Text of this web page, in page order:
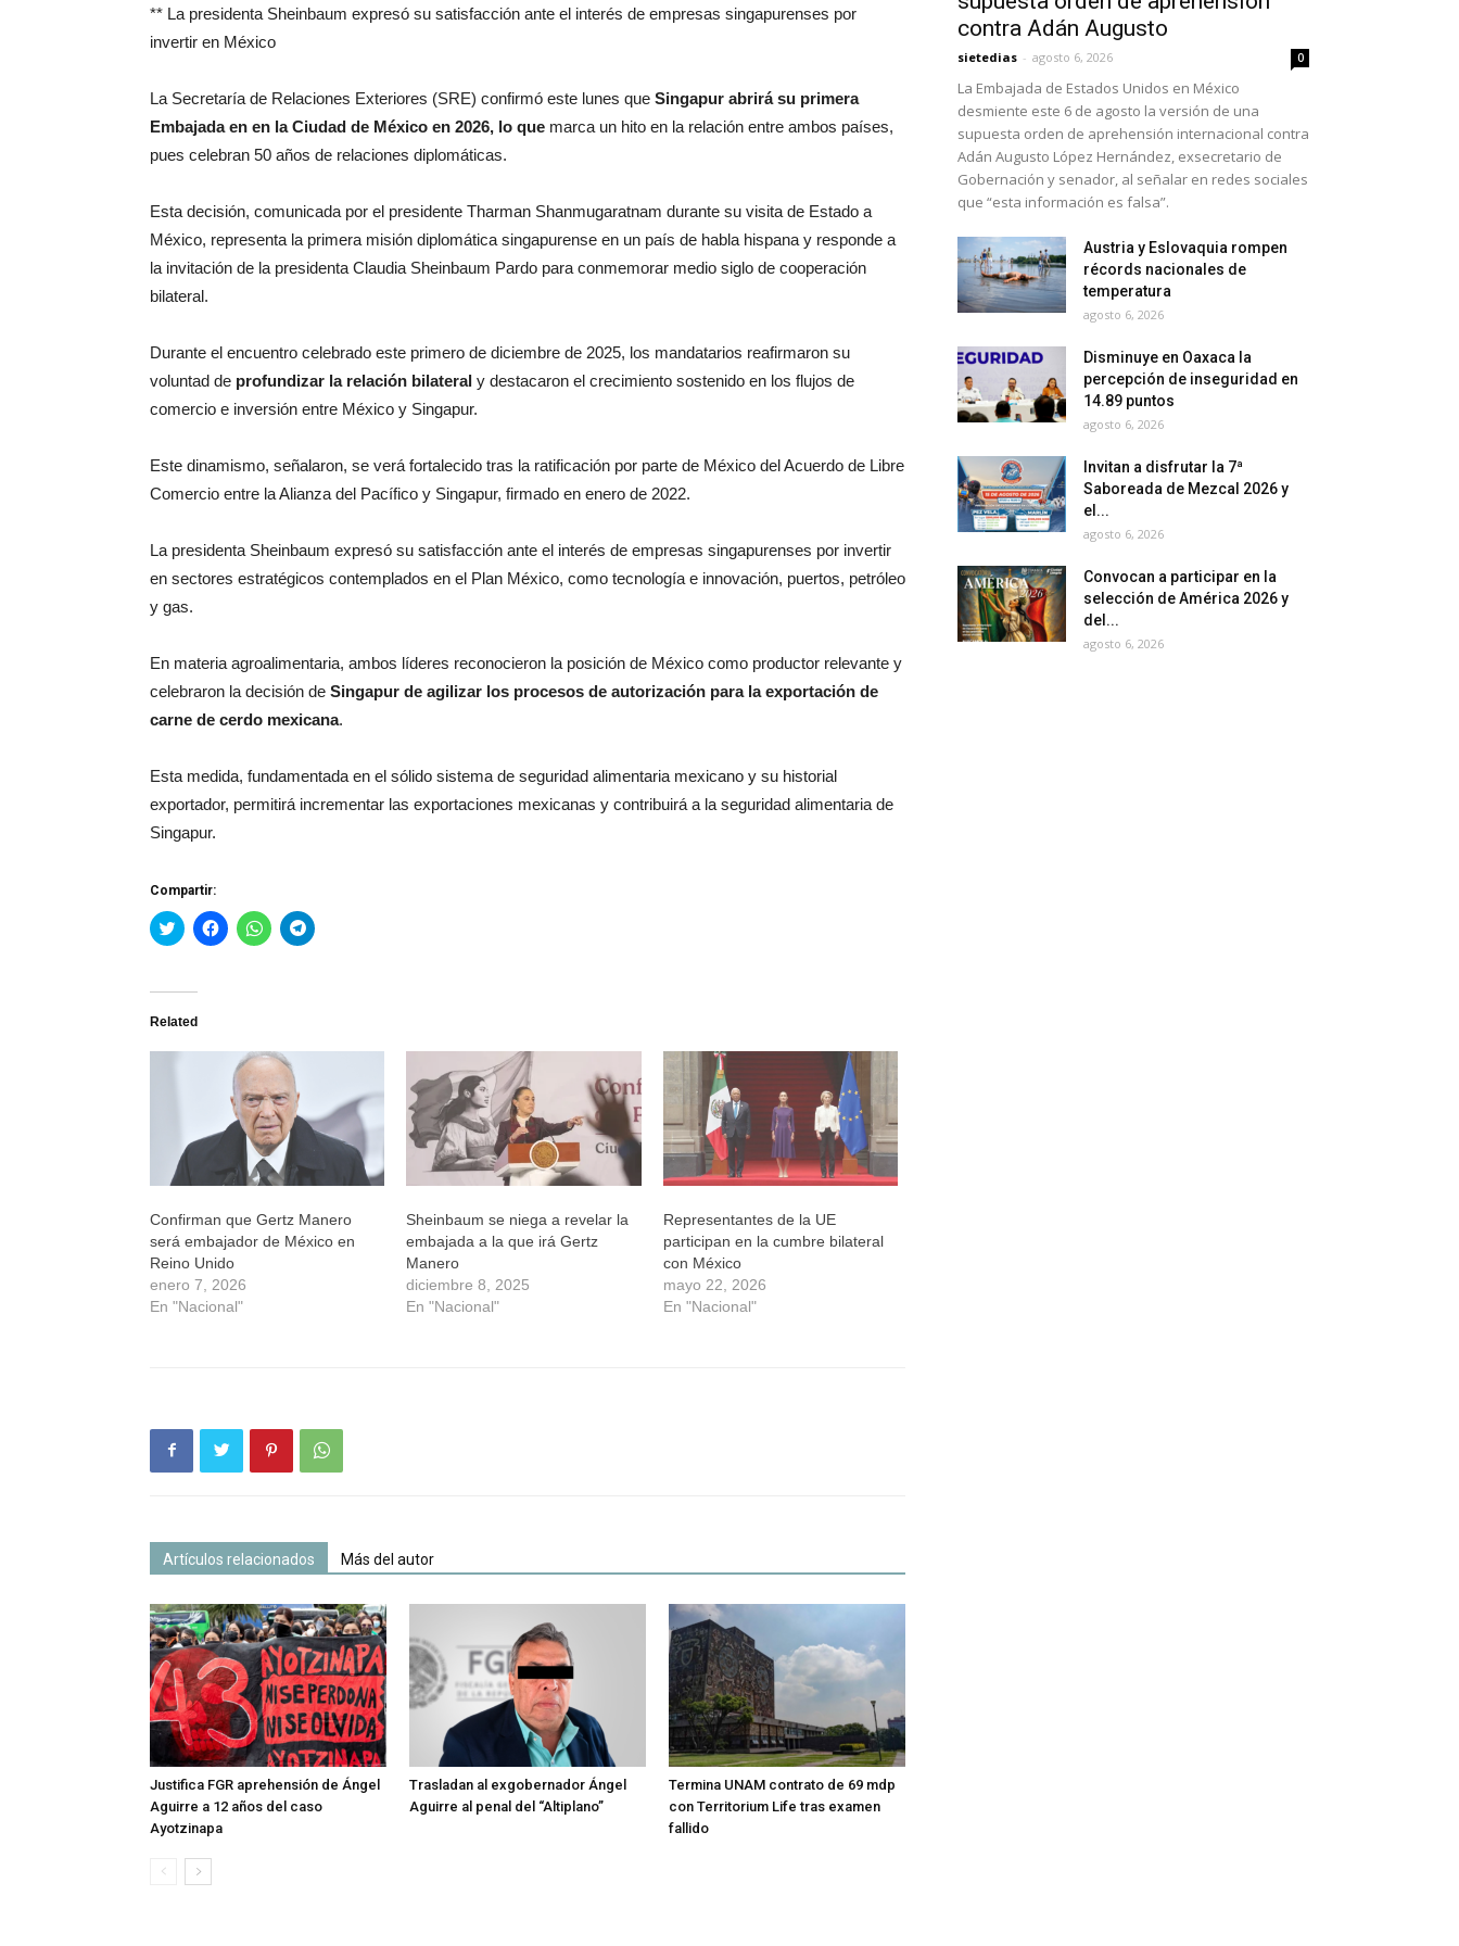
** La presidenta Sheinbaum expresó su satisfacción ante el interés de empresas singapurenses por
invertir en México
La Secretaría de Relaciones Exteriores (SRE) confirmó este lunes que Singapur abrirá su primera
Embajada en en la Ciudad de México en 2026, lo que marca un hito en la relación entre ambos países,
pues celebran 50 años de relaciones diplomáticas.
Esta decisión, comunicada por el presidente Tharman Shanmugaratnam durante su visita de Estado a
México, representa la primera misión diplomática singapurense en un país de habla hispana y responde a
la invitación de la presidenta Claudia Sheinbaum Pardo para conmemorar medio siglo de cooperación
bilateral.
Durante el encuentro celebrado este primero de diciembre de 2025, los mandatarios reafirmaron su
voluntad de profundizar la relación bilateral y destacaron el crecimiento sostenido en los flujos de
comercio e inversión entre México y Singapur.
Este dinamismo, señalaron, se verá fortalecido tras la ratificación por parte de México del Acuerdo de Libre
Comercio entre la Alianza del Pacífico y Singapur, firmado en enero de 2022.
La presidenta Sheinbaum expresó su satisfacción ante el interés de empresas singapurenses por invertir
en sectores estratégicos contemplados en el Plan México, como tecnología e innovación, puertos, petróleo
y gas.
En materia agroalimentaria, ambos líderes reconocieron la posición de México como productor relevante y
celebraron la decisión de Singapur de agilizar los procesos de autorización para la exportación de
carne de cerdo mexicana.
Esta medida, fundamentada en el sólido sistema de seguridad alimentaria mexicano y su historial
exportador, permitirá incrementar las exportaciones mexicanas y contribuirá a la seguridad alimentaria de
Singapur.
Compartir:
Haz
clic
Twitter
abre
una
Haz
clic
una
ventana
nueva)
Haz
clic
una
ventana
nueva)
Haz
clic
una
Related
Confirman que Gertz Manero
será embajador de México en
Reino Unido
enero 7, 2026
En "Nacional"
Sheinbaum se niega a revelar la
embajada a la que irá Gertz
Manero
diciembre 8, 2025
En "Nacional"
Representantes de la UE
participan en la cumbre bilateral
con México
mayo 22, 2026
En "Nacional"
Artículos relacionados Más del autor
Justifica FGR aprehensión de Ángel
Aguirre a 12 años del caso
Ayotzinapa
Trasladan al exgobernador Ángel
Aguirre al penal del “Altiplano”
Termina UNAM contrato de 69 mdp
con Territorium Life tras examen
fallido
contra Adán Augusto
sietedias - agosto 6, 2026 0
La Embajada de Estados Unidos en México
desmiente este 6 de agosto la versión de una
supuesta orden de aprehensión internacional contra
Adán Augusto López Hernández, exsecretario de
Gobernación y senador, al señalar en redes sociales
que “esta información es falsa”.
Austria y Eslovaquia rompen
récords nacionales de
temperatura
agosto 6, 2026
Disminuye en Oaxaca la
percepción de inseguridad en
14.89 puntos
agosto 6, 2026
Invitan a disfrutar la 7ª
Saboreada de Mezcal 2026 y
el...
agosto 6, 2026
Convocan a participar en la
selección de América 2026 y
del...
agosto 6, 2026